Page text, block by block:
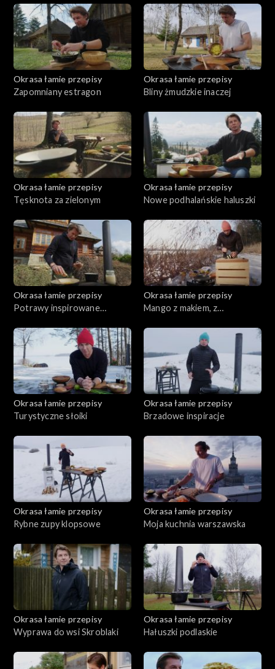
makaronu, kukurydzy i sera. A trzecią serniczki, czyli
kukurydziane racuszki z glazurowaną w maśle kukurydzą. Jak
będą wyglądać takie potrawy?
Okrasa łamie przepisy
Zapomniany estragon
Okrasa łamie przepisy
Bliny żmudzkie inaczej
Okrasa łamie przepisy
Tęsknota za zielonym
Okrasa łamie przepisy
Nowe podhalańskie haluszki
Okrasa łamie przepisy
Potrawy inspirowane
Okrasa łamie przepisy
Mango z makiem, z
Okrasa łamie przepisy
Turystyczne słoiki
Okrasa łamie przepisy
Brzadowe inspiracje
Okrasa łamie przepisy
Rybne zupy klopsowe
Okrasa łamie przepisy
Moja kuchnia warszawska
Okrasa łamie przepisy
Wyprawa do wsi Skroblaki
Okrasa łamie przepisy
Hałuszki podlaskie